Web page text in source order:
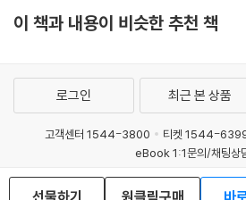
이 책과 내용이 비슷한 추천 책
선물하기 원클릭구매 바
로그인 최근 본 상품
고객센터 1544-3800 티켓 1544-
eBook 1:1문의/채팅상
예스이십사(주) 사업자 정